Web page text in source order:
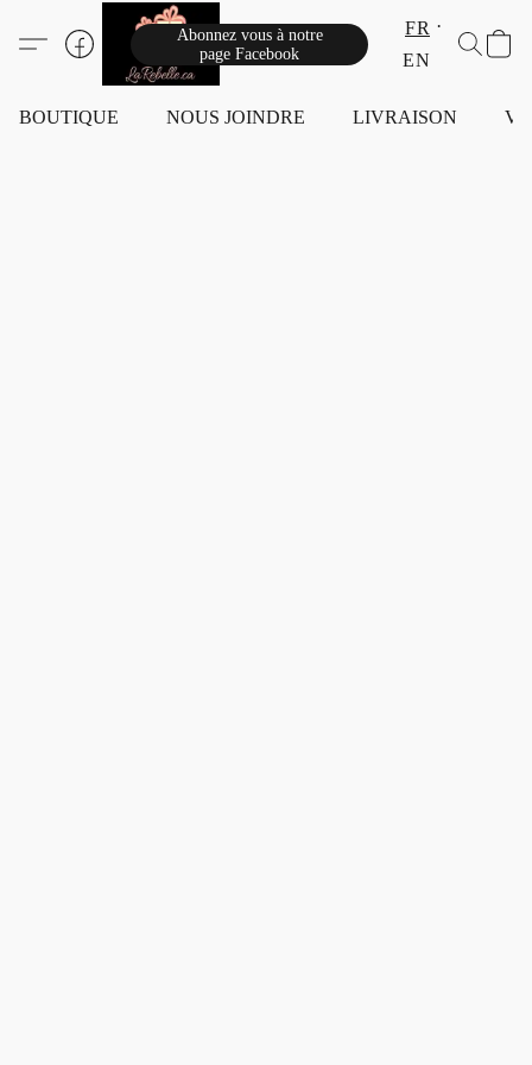
Abonnez vous à notre
page Facebook
FR
EN
BOUTIQUE NOUS JOINDRE LIVRAISON